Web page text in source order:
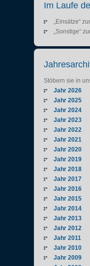
Im Laufe
„Einsätze“
„Sonstige“
Stöbern sie in
Jahr 2026
Jahr 2025
Jahr 2024
Jahr 2023
Jahr 2022
Jahr 2021
Jahr 2020
Jahr 2019
Jahr 2018
Jahr 2017
Jahr 2016
Jahr 2015
Jahr 2014
Jahr 2013
Jahr 2012
Jahr 2011
Jahr 2010
Jahr 2009